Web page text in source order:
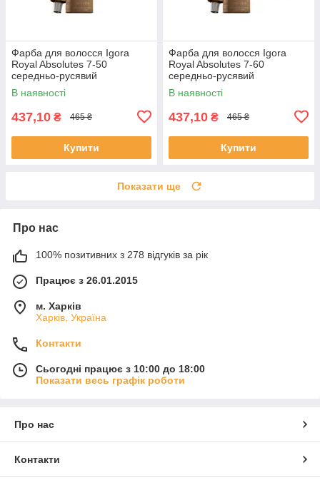
Фарба для волосся Igora
Royal Absolutes 7-50
середньо-русявий
золотистий натуральний 60
мл
В наявності
437,10 ₴ 465 ₴
Купити
Фарба для волосся Igora
Royal Absolutes 7-60
середньо-русявий
шоколадний натуральний 60
мл
В наявності
437,10 ₴ 465 ₴
Купити
Показати ще
Про нас
100% позитивних з 278 відгуків за рік
Працює з 26.01.2015
м. Харків
Харків, Україна
Контакти
Сьогодні працює з 10:00 до 18:00
Показати весь графік роботи
Про нас
Контакти